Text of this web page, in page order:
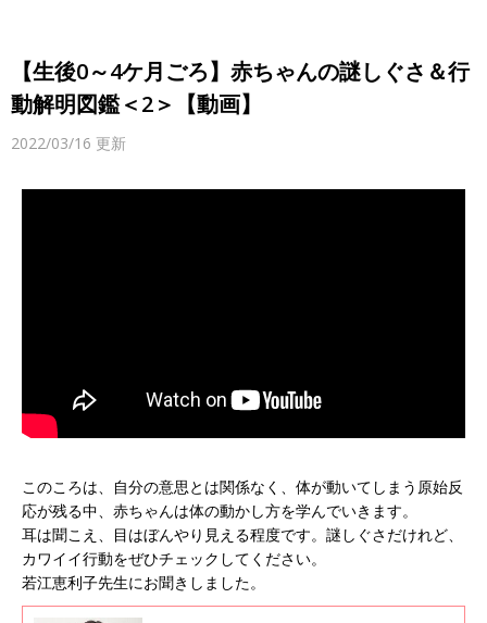
【生後0～4ケ月ごろ】赤ちゃんの謎しぐさ＆行
動解明図鑑＜2＞【動画】
2022/03/16 更新
このころは、自分の意思とは関係なく、体が動いてしまう原始反
応が残る中、赤ちゃんは体の動かし方を学んでいきます。
耳は聞こえ、目はぼんやり見える程度です。謎しぐさだけれど、
カワイイ行動をぜひチェックしてください。
若江恵利子先生にお聞きしました。